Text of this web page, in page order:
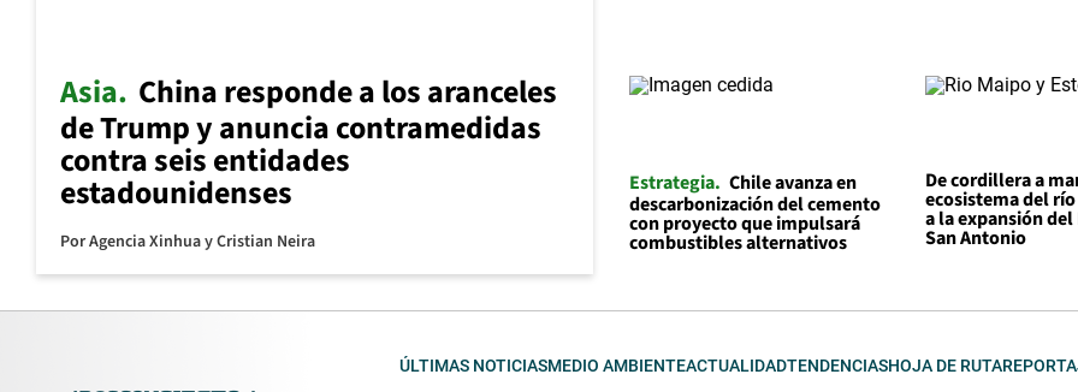
Asia China responde a los aranceles
de Trump y anuncia contramedidas
contra seis entidades
estadounidenses
PorAgencia XinhuayCristian Neira
Estrategia Chile avanza en
descarbonización del cemento
con proyecto que impulsará
combustibles alternativos
De cordillera a
ecosistema del
a la expansión
San Antonio
ÚLTIMAS NOTICIASMEDIO AMBIENTEACTUALIDADTENDENCIASHOJA DE RUTA